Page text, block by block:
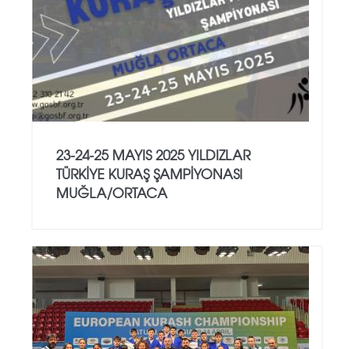
23-24-25 MAYIS 2025 YILDIZLAR
TÜRKİYE KURAŞ ŞAMPİYONASI
MUĞLA/ORTACA